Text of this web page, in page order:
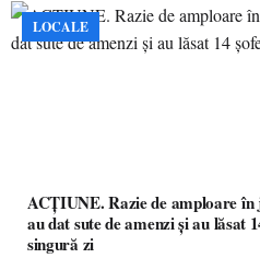
LOCALE
ACȚIUNE. Razie de amploare
au dat sute de amenzi și au
singură zi